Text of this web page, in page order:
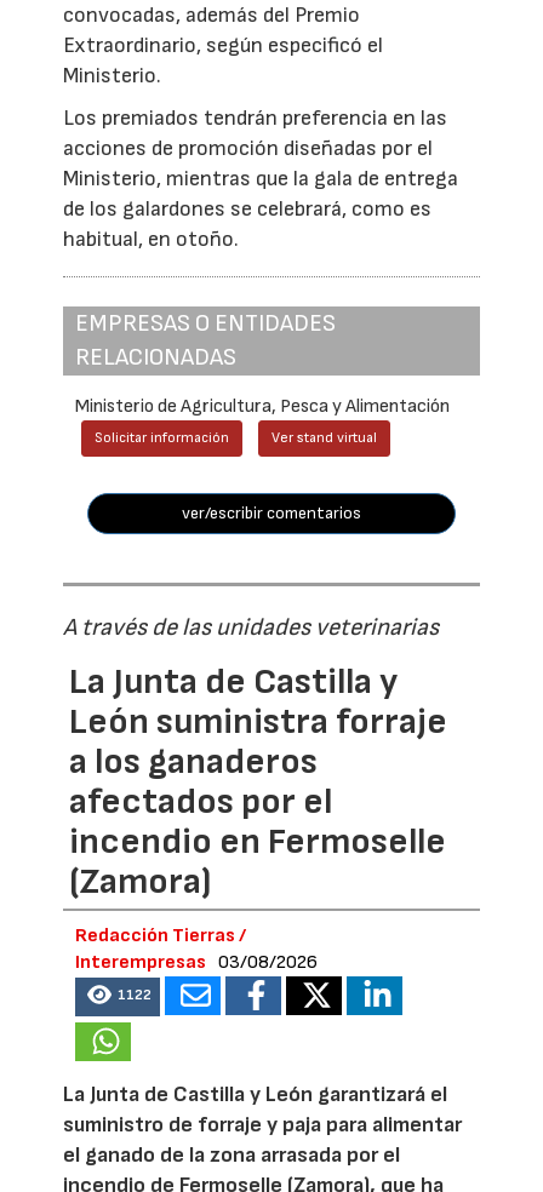
convocadas, además del Premio
Extraordinario, según especificó el
Ministerio.
Los premiados tendrán preferencia en las
acciones de promoción diseñadas por el
Ministerio, mientras que la gala de entrega
de los galardones se celebrará, como es
habitual, en otoño.
EMPRESAS O ENTIDADES
RELACIONADAS
Ministerio de Agricultura, Pesca y Alimentación
Solicitar información Ver stand virtual
ver/escribir comentarios
A través de las unidades veterinarias
La Junta de Castilla y
León suministra forraje
a los ganaderos
afectados por el
incendio en Fermoselle
(Zamora)
Redacción Tierras /
Interempresas
03/08/2026
1122
La Junta de Castilla y León garantizará el
suministro de forraje y paja para alimentar
el ganado de la zona arrasada por el
incendio de Fermoselle (Zamora), que ha